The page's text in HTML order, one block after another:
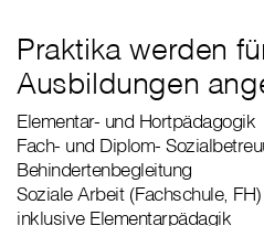
Praktika werden
Ausbildungen
Elementar- und Hortpädagogik
Fach- und Diplom-
Behindertenbegleitung
Soziale Arbeit (Fachschule, FH)
inklusive Elementarpädagik